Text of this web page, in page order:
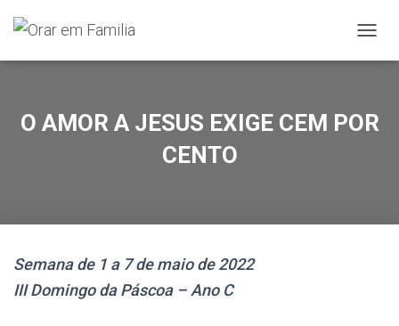
L
R
N
O AMOR A JESUS EXIGE CEM POR
CENTO
Semana de 1 a 7 de maio de 2022
III Domingo da Páscoa – Ano C